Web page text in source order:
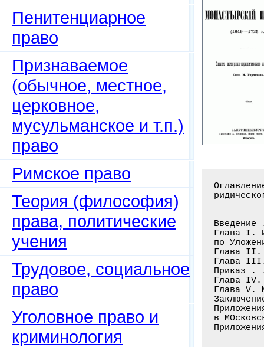
Пенитенциарное
право
Признаваемое
(обычное, местное,
церковное,
мусульманское и т.п.)
право
Римское право
Теория (философия)
права, политические
учения
Трудовое, социальное
право
Уголовное право и
криминология
Глава I.
по
Глава II.
Глава III.
Глава
Глава V.
в